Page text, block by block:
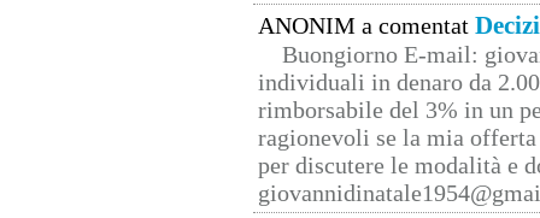
ANONIM a comentat
Buongiorno E-mail:
individuali in denaro da
rimborsabile del 3% in un
ragionevoli se la mia
per discutere le modalità e